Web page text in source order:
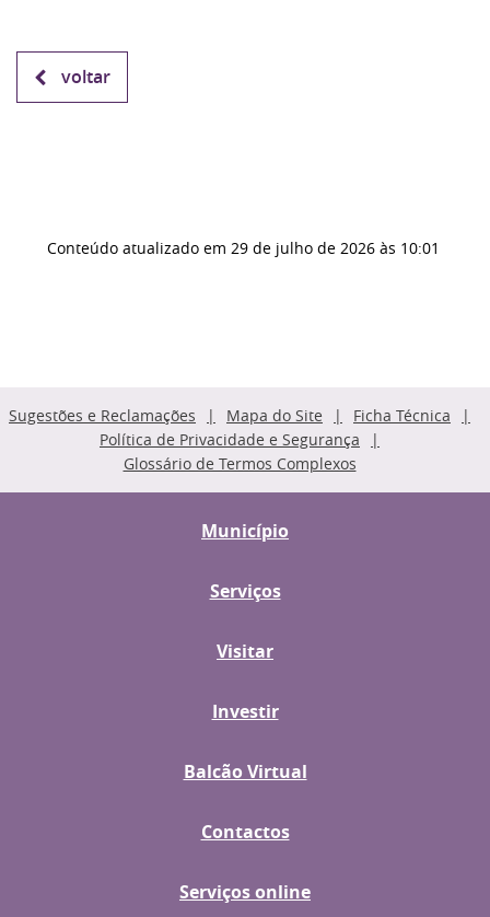
voltar
Conteúdo atualizado em 29 de julho de 2026 às 10:01
Sugestões e Reclamações Mapa do Site
Ficha Técnica
Política de Privacidade e Segurança
Glossário de Termos Complexos
Município
Serviços
Visitar
Investir
Balcão Virtual
Contactos
Serviços online